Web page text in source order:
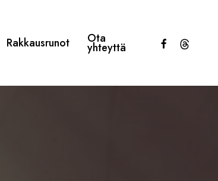
Rakkausrunot Ota
yhteyttä facebookthreads